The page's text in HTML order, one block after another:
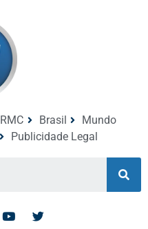
RMC Brasil
Mundo
Publicidade Legal